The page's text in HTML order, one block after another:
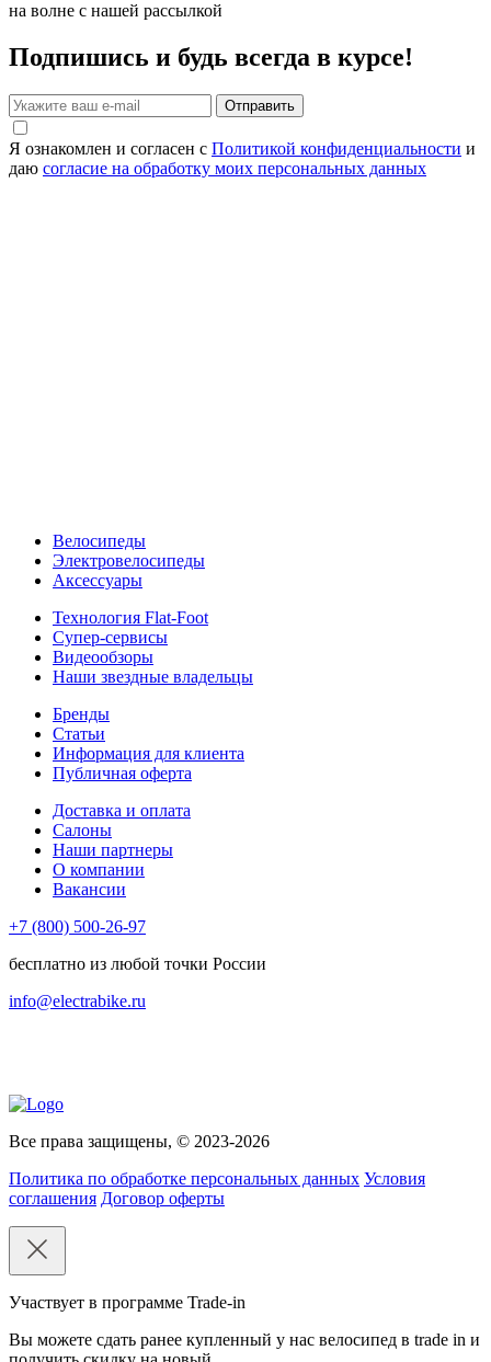
на волне с нашей рассылкой
Подпишись и будь всегда в курсе!
Отправить
Я ознакомлен и согласен с Политикой конфиденциальности и
даю согласие на обработку моих персональных данных
Велосипеды
Электровелосипеды
Аксессуары
Технология Flat-Foot
Супер-сервисы
Видеообзоры
Наши звездные владельцы
Бренды
Статьи
Информация для клиента
Публичная оферта
Доставка и оплата
Салоны
Наши партнеры
О компании
Вакансии
+7 (800) 500-26-97
бесплатно из любой точки России
info@electrabike.ru
Все права защищены, © 2023-2026
Политика по обработке персональных данных Условия
соглашения Договор оферты
Участвует в программе Trade-in
Вы можете сдать ранее купленный у нас велосипед в trade in и